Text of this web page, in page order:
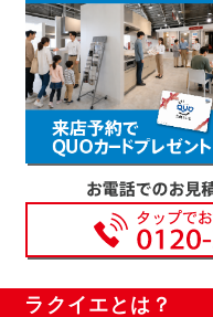
ラクイエとは？